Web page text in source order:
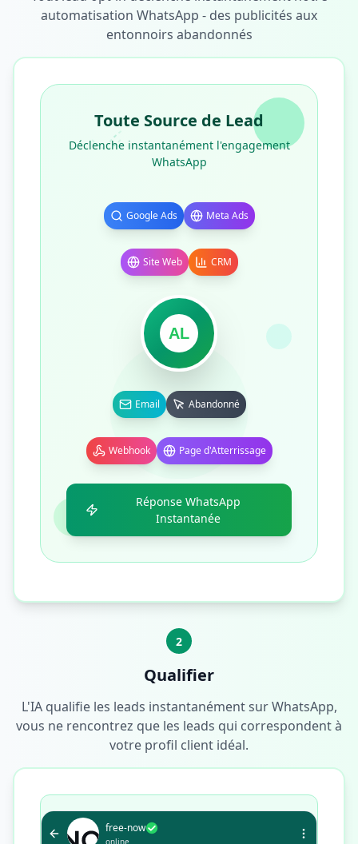
automatisation WhatsApp - des publicités aux
entonnoirs abandonnés
Toute Source de Lead
Déclenche instantanément l'engagement
WhatsApp
Google Ads Meta Ads
Site Web CRM
AL
Email Abandonné
Webhook Page d'Atterrissage
Réponse WhatsApp
Instantanée
2
Qualifier
L'IA qualifie les leads instantanément sur WhatsApp,
vous ne rencontrez que les leads qui correspondent à
votre profil client idéal.
free-now